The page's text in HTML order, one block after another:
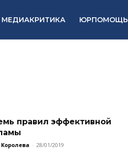
МЕДИАКРИТИКА ЮРПОМОЩЬ
правил эффективной
- 28/01/2019